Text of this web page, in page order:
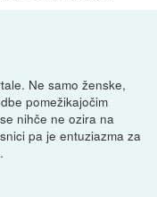
Ne samo ženske,
pomežikajočim
nihče ne ozira na
pa je entuziazma za